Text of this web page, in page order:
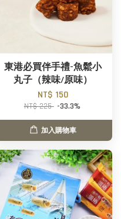
東港必買伴手禮-魚鬆小
丸子（辣味/原味）
NT$ 150
NT$ 225 -33.3%
加入購物車